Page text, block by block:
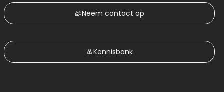
Neem contact op
Kennisbank